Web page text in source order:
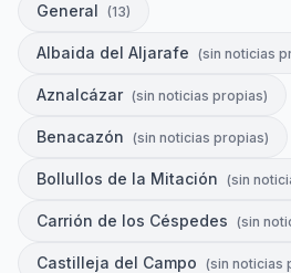
General (13)
Albaida del Aljarafe (sin noticias
Aznalcázar (sin noticias propias)
Benacazón (sin noticias propias)
Bollullos de la Mitación (sin
Carrión de los Céspedes (sin
Castilleja del Campo (sin noticias